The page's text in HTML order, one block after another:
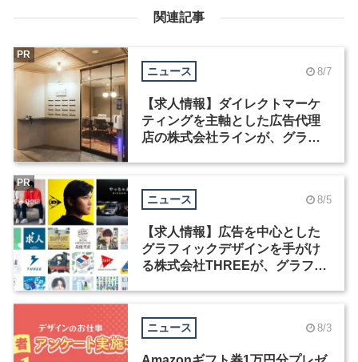
関連記事
ニュース 8/7
【求人情報】ダイレクトマーケ
ティングを主軸とした広告代理
店の株式会社ラインが、グラフ
PR
ニュース 8/5
【求人情報】広告を中心とした
グラフィックデザインを手がけ
る株式会社THREEが、グラフィ
PR
ニュース 8/3